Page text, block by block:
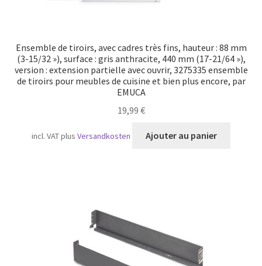
Ensemble de tiroirs, avec cadres très fins, hauteur : 88 mm
(3-15/32 »), surface : gris anthracite, 440 mm (17-21/64 »),
version : extension partielle avec ouvrir, 3275335 ensemble
de tiroirs pour meubles de cuisine et bien plus encore, par
EMUCA
19,99 €
incl. VATplusVersandkosten Ajouter au panier